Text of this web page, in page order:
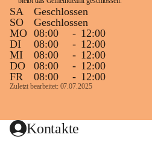
SA
Geschlossen
SO
Geschlossen
MO 08:00 - 12:00
DI
08:00 - 12:00
MI
08:00 - 12:00
DO
08:00 - 12:00
FR
08:00 - 12:00
Zuletzt bearbeitet: 07.07.2025
Kontakte